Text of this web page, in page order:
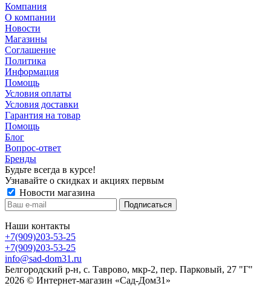
Компания
О компании
Новости
Магазины
Соглашение
Политика
Информация
Помощь
Условия оплаты
Условия доставки
Гарантия на товар
Помощь
Блог
Вопрос-ответ
Бренды
Будьте всегда в курсе!
Узнавайте о скидках и акциях первым
Новости магазина
Наши контакты
+7(909)203-53-25
+7(909)203-53-25
info@sad-dom31.ru
Белгородский р-н, с. Таврово, мкр-2, пер. Парковый, 27 "Г"
2026 © Интернет-магазин «Сад-Дом31»